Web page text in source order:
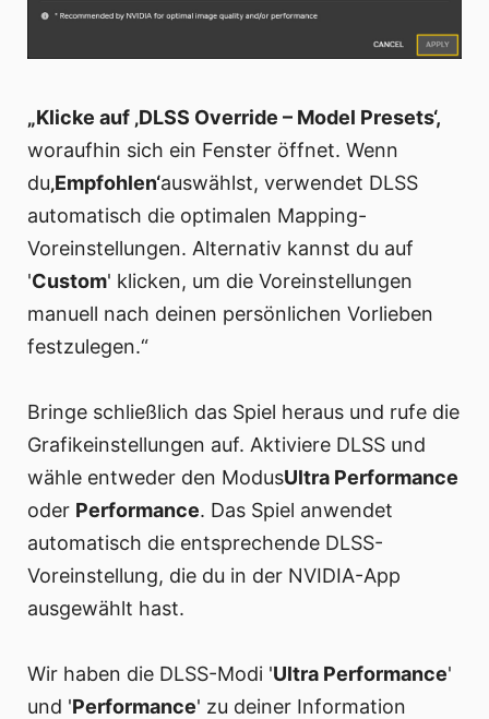
„Klicke auf ‚DLSS Override – Model Presets‘,
woraufhin sich ein Fenster öffnet. Wenn
du‚Empfohlen‘auswählst, verwendet DLSS
automatisch die optimalen Mapping-
Voreinstellungen. Alternativ kannst du auf
'Custom' klicken, um die Voreinstellungen
manuell nach deinen persönlichen Vorlieben
festzulegen.“
Bringe schließlich das Spiel heraus und rufe die
Grafikeinstellungen auf. Aktiviere DLSS und
wähle entweder den ModusUltra Performance
oder Performance. Das Spiel anwendet
automatisch die entsprechende DLSS-
Voreinstellung, die du in der NVIDIA-App
ausgewählt hast.
Wir haben die DLSS-Modi 'Ultra Performance'
und 'Performance' zu deiner Information